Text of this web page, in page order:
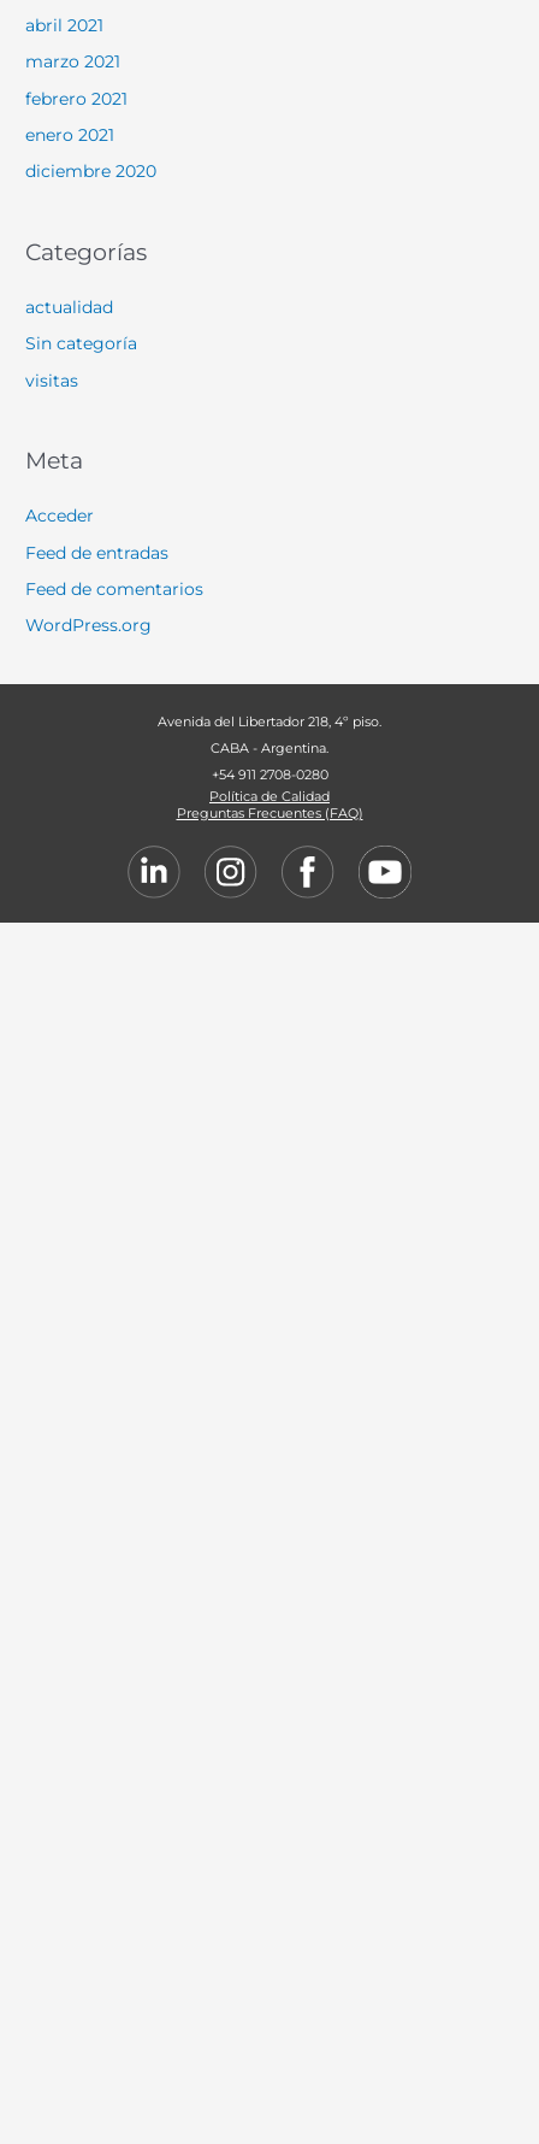
abril 2021
marzo 2021
febrero 2021
enero 2021
diciembre 2020
Categorías
actualidad
Sin categoría
visitas
Meta
Acceder
Feed de entradas
Feed de comentarios
WordPress.org
Avenida del Libertador 218, 4º piso.
CABA - Argentina.
+54 911 2708-0280
Política de Calidad
Preguntas Frecuentes (FAQ)